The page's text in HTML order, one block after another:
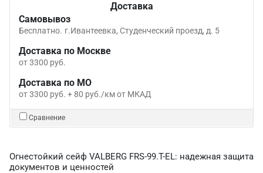
Доставка
Самовывоз
Бесплатно. г.Ивантеевка, Студенческий проезд, д. 5
Доставка по Москве
от 3300 руб.
Доставка по МО
от 3300 руб. + 80 руб./км от МКАД
Сравнение
Огнестойкий сейф VALBERG FRS-99.T-EL: надежная защита
документов и ценностей